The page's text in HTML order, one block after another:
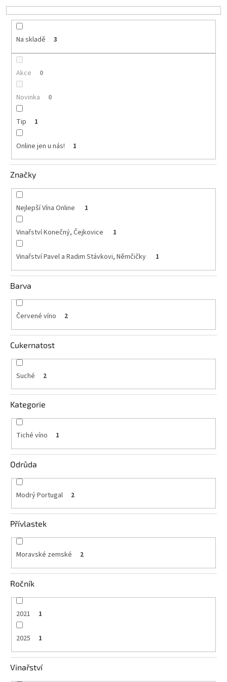
vína
Delikatesy
vínu
BiB
větší
objem
Ostatní
vína
Značky
Přihlášení
k
t
Na skladě 3
Akce 0
Novinka 0
Tip 1
Online jen u nás! 1
Značky
Nejlepší Vína Online 1
Vinařství Konečný, Čejkovice 1
Vinařství Pavel a Radim Stávkovi, Němčičky 1
Barva
Červené víno 2
Cukernatost
Suché 2
Kategorie
Tiché víno 1
Odrůda
Modrý Portugal 2
Přívlastek
Moravské zemské 2
Ročník
2021 1
2025 1
Vinařství